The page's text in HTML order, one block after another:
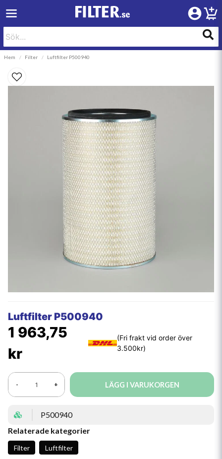
Hem Filter Luftfilter P500940
Luftfilter P500940
1 963,75
kr
- + LÄGG I VARUKORGEN
P500940
Relaterade kategorier
Filter Luftfilter